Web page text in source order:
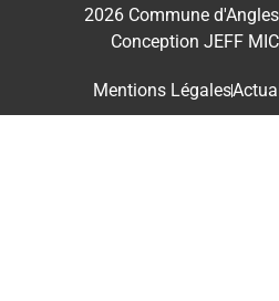
2026 Commune
Conception JEFF
Mentions Légales